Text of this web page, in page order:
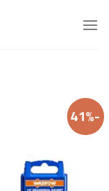
للمحتوى
-41%